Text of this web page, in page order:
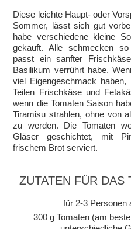
Diese leichte Haupt- oder
Sommer, lässt sich gut
habe verschiedene kleine
gekauft. Alle schmecken
passt ein sanfter
Basilikum verrührt habe.
viel Eigengeschmack
Teilen Frischkäse und
wenn die Tomaten Saison
Tiramisu strahlen, ohne von
zu werden. Die Tomaten
Gläser geschichtet, mit
frischem Brot serviert.
ZUTATEN FÜR DAS
für 2-3 Personen
300 g Tomaten (am